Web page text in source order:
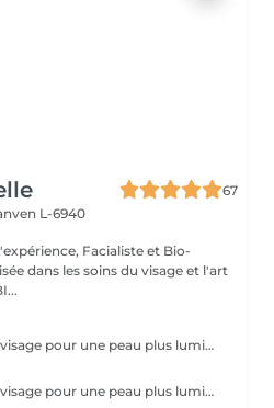
67
L-6940
Facialiste et Bio-
dans les soins du visage et l'art
Massage liftant japonais du visage pour une peau plus lumineuse et repulpée, sublimée par l'utilisation d'ustensiles comme le gua-sha, le ridoki, ou encore les ventouses etc...dans le seul but d'optimiser les résultats. Un gommage ou un masque sous LED (en fonction de vos besoins) boosteront les effets du soin pour un visage rayonnant! Les bienfaits du kobido sont appréciables dès la première séance. Les muscles faciaux pétris en profondeur, se tonifient, les cernes et les rides s'amenuisent, l'ovale du visage se raffermit, soulignant des angles plus harmonieux. La peau régénérée apparaît comme défroissée, retapissée. Un drainage en dernière phase contribue à éliminer les toxines et à assainir la peau. Un véritable effet tenseur est ressenti à l'issue du soin pour des traits rehaussés à souhait. L'éventuelle brume de fatigue s'évapore pour faire place à un joli grain de peau qui respire la santé. Le teint s'illumine, un coup de jeune bluffant s'affiche sur une mine radieuse. !!! Pour un résultat plus durable, ce soin est conseillé en cure !!! Demandez conseil à votre esthéticienne.
Massage liftant japonais du visage pour une peau plus lumineuse et repulpée, personnalisé en fonction de vos besoins grâce à l'utilisation d'ustensiles comme le gua-sha, le ridoki, ou encore les ventouses etc... Les bienfaits du kobido sont appréciables dès la première séance. Les muscles faciaux pétris en profondeur, se tonifient, les cernes et les rides s'amenuisent, l'ovale du visage se raffermit, soulignant des angles plus harmonieux. La peau regénérée apparaît comme défroissée, retapissée. Un drainage en dernière phase contribue à éliminer les toxines et à assainir la peau. Un véritable effet tenseur! !!! Pour un résultat plus durable, ce soin est conseillé en cure !!! Demandez conseil à votre esthéticienne.